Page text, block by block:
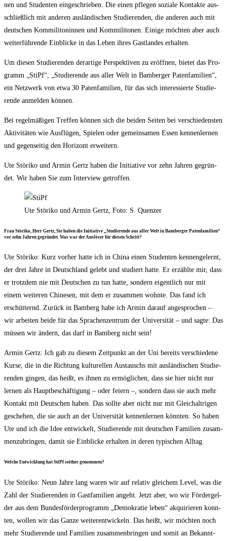
nen und Stu­den­ten ein­ge­schrie­ben. Die einen pfle­gen sozia­le Kon­tak­te aus­
schließ­lich mit ande­ren aus­län­di­schen Stu­die­ren­den, die ande­ren auch mit
deut­schen Kom­mi­li­to­nin­nen und Kom­mi­li­to­nen. Eini­ge möch­ten aber auch
wei­ter­füh­ren­de Ein­bli­cke in das Leben ihres Gast­lan­des erhalten.
Um die­sen Stu­die­ren­den der­ar­ti­ge Per­spek­ti­ven zu eröff­nen, bie­tet das Pro­
gramm „StiPf“, „Stu­die­ren­de aus aller Welt in Bam­ber­ger Paten­fa­mi­li­en“,
ein Netz­werk von etwa 30 Paten­fa­mi­li­en, für das sich inter­es­sier­te Stu­die­
ren­de anmel­den können.
Bei regel­mä­ßi­gen Tref­fen kön­nen sich die bei­den Sei­ten bei ver­schie­dens­ten
Akti­vi­tä­ten wie Aus­flü­gen, Spie­len oder gemein­sa­men Essen ken­nen­ler­nen
und gegen­sei­tig den Hori­zont erweitern.
Ute Stö­ri­ko und Armin Gertz haben die Initia­ti­ve vor zehn Jah­ren gegrün­
det. Wir haben Sie zum Inter­view getroffen.
Ute Stö­ri­ko und Armin Gertz, Foto: S. Quenzer
Frau Stö­ri­ko, Herr Gertz, Sie haben die Initia­ti­ve „Stu­die­ren­de aus aller Welt in Bam­ber­ger Paten­fa­mi­li­en“
vor zehn Jah­ren gegrün­det. Was war der Aus­lö­ser für die­sen Schritt?
Ute Stö­ri­ko: Kurz vor­her hat­te ich in Chi­na einen Stu­den­ten ken­nen­ge­lernt,
der drei Jah­re in Deutsch­land gelebt und stu­diert hat­te. Er erzähl­te mir, dass
er trotz­dem nie mit Deut­schen zu tun hat­te, son­dern eigent­lich nur mit
einem wei­te­ren Chi­ne­sen, mit dem er zusam­men wohn­te. Das fand ich
erschüt­ternd. Zurück in Bam­berg habe ich Armin dar­auf ange­spro­chen –
wir arbei­ten bei­de für das Spra­chen­zen­trum der Uni­ver­si­tät – und sag­te: Das
müs­sen wir ändern, das darf in Bam­berg nicht sein!
Armin Gertz: Ich gab zu die­sem Zeit­punkt an der Uni bereits ver­schie­de­ne
Kur­se, die in die Rich­tung kul­tu­rel­len Aus­tauschs mit aus­län­di­schen Stu­die­
ren­den gin­gen, das heißt, es ihnen zu ermög­li­chen, dass sie hier nicht nur
ler­nen als Haupt­be­schäf­ti­gung – oder fei­ern –, son­dern dass sie auch mehr
Kon­takt mit Deut­schen haben. Das soll­te aber nicht nur mit Gleich­alt­ri­gen
gesche­hen, die sie auch an der Uni­ver­si­tät ken­nen­ler­nen könn­ten. So haben
Ute und ich die Idee ent­wi­ckelt, Stu­die­ren­de mit deut­schen Fami­li­en zusam­
men­zu­brin­gen, damit sie Ein­bli­cke erhal­ten in deren typi­schen Alltag.
Wel­che Ent­wick­lung hat StiPf seit­her genommen?
Ute Stö­ri­ko: Neun Jah­re lang waren wir auf rela­tiv glei­chem Level, was die
Zahl der Stu­die­ren­den in Gast­fa­mi­li­en angeht. Jetzt aber, wo wir För­der­gel­
der aus dem Bun­des­för­der­pro­gramm „Demo­kra­tie leben“ akqui­rie­ren konn­
ten, wol­len wir das Gan­ze wei­ter­ent­wi­ckeln. Das heißt, wir möch­ten noch
mehr Stu­die­ren­de und Fami­li­en zusam­men­brin­gen und somit an Bekannt­